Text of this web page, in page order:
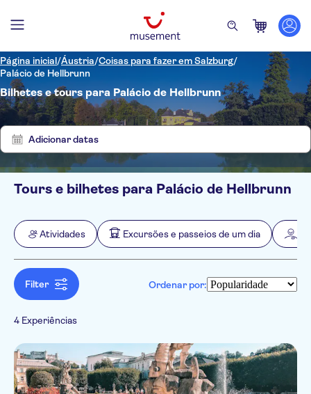
Página inicial/Áustria/Coisas para fazer em Salzburg/
Palácio de Hellbrunn
Bilhetes e tours para Palácio de Hellbrunn
Adicionar datas
FiltrosPreço (por adulto)
Mín. R$ Máx. R$
NO-PICKUP
Opções de ingressos
Voucher eletrônico
Confirmação instantânea
Cancelamento gratuito
Tour guiado
Tour com audio guia
Pule a fila
Categorias
Atividades
Atividades urbanas
Excursões e passeios de um dia
monumentos
Idomas
Inglês
Alemão
Espanhol
Italiano
Japonês
Coreano
EliminarMostrar
4
resultados
Tours e bilhetes para Palácio de Hellbrunn
Atividades Excursões e passeios de um dia
Filter Ordenar por:
4 Experiências